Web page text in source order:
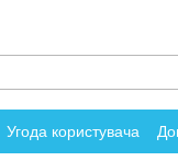
Угода користувача